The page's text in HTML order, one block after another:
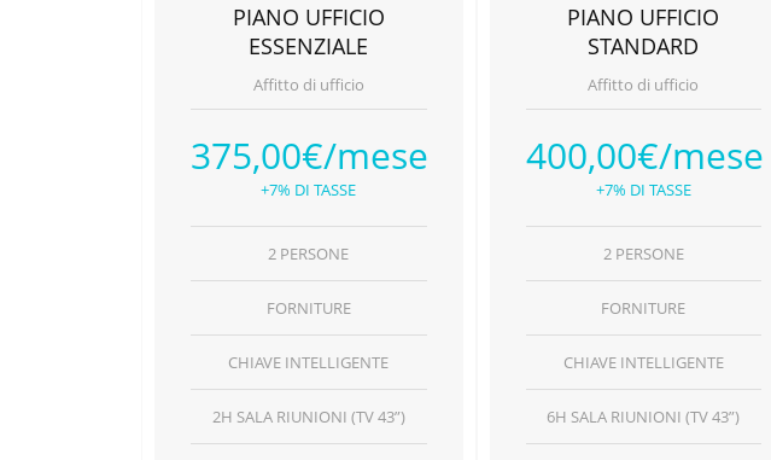
PIANO UFFICIO
ESSENZIALE
Affitto di ufficio
375,00€/mese
+7% DI TASSE
2 PERSONE
FORNITURE
CHIAVE INTELLIGENTE
2H SALA RIUNIONI (TV 43”)
PIANO UFFICIO
STANDARD
Affitto di ufficio
400,00€/mese
+7% DI TASSE
2 PERSONE
FORNITURE
CHIAVE INTELLIGENTE
6H SALA RIUNIONI (TV 43”)